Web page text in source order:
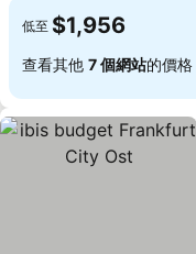
低至 $1,956
查看其他 7 個網站的價格